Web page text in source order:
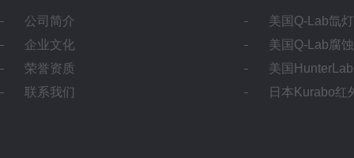
公司简介
企业文化
荣誉资质
联系我们
美国Q-Lab氙
美国Q-Lab腐
美国
日本Kurabo红